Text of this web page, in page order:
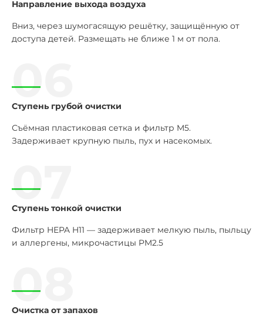
Направление выхода воздуха
Вниз, через шумогасящую решётку, защищённую от
доступа детей. Размещать не ближе 1 м от пола.
06
Ступень грубой очистки
Съёмная пластиковая сетка и фильтр M5.
Задерживает крупную пыль, пух и насекомых.
07
Ступень тонкой очистки
Фильтр HEPA H11 — задерживает мелкую пыль, пыльцу
и аллергены, микрочастицы PM2.5
08
Очистка от запахов